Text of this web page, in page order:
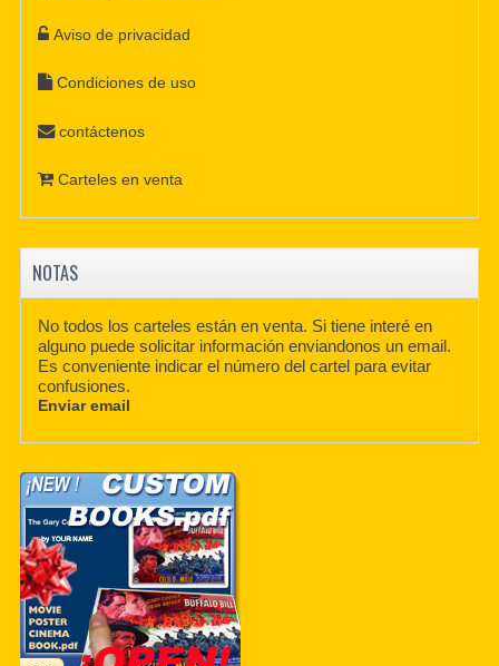
Aviso de privacidad
Condiciones de uso
contáctenos
Carteles en venta
NOTAS
No todos los carteles están en venta. Si tiene interé en
alguno puede solicitar información enviandonos un email.
Es conveniente indicar el número del cartel para evitar
confusiones.
Enviar email